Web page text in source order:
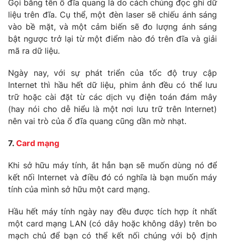
Gọi bằng tên ổ đĩa quang là do cách chúng đọc ghi dữ
liệu trên đĩa. Cụ thể, một đèn laser sẽ chiếu ánh sáng
vào bề mặt, và một cảm biến sẽ đo lượng ánh sáng
bật ngược trở lại từ một điểm nào đó trên đĩa và giải
mã ra dữ liệu.
Ngày nay, với sự phát triển của tốc độ truy cập
Internet thì hầu hết dữ liệu, phim ảnh đều có thể lưu
trữ hoặc cài đặt từ các dịch vụ điện toán đám mây
(hay nói cho dễ hiểu là một nơi lưu trữ trên Internet)
nên vai trò của ổ đĩa quang cũng dần mờ nhạt.
7. Card mạng
Khi sở hữu máy tính, ắt hẳn bạn sẽ muốn dùng nó để
kết nối Internet và điều đó có nghĩa là bạn muốn máy
tính của mình sở hữu một card mạng.
Hầu hết máy tính ngày nay đều được tích hợp ít nhất
một card mạng LAN (có dây hoặc không dây) trên bo
mạch chủ để bạn có thể kết nối chúng với bộ định